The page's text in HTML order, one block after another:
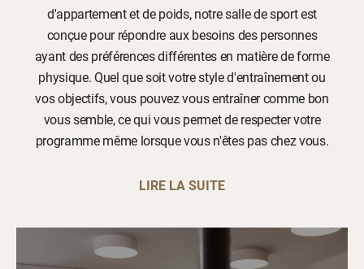
d'appartement et de poids, notre salle de sport est
conçue pour répondre aux besoins des personnes
ayant des préférences différentes en matière de forme
physique. Quel que soit votre style d'entraînement ou
vos objectifs, vous pouvez vous entraîner comme bon
vous semble, ce qui vous permet de respecter votre
programme même lorsque vous n'êtes pas chez vous.
LIRE LA SUITE